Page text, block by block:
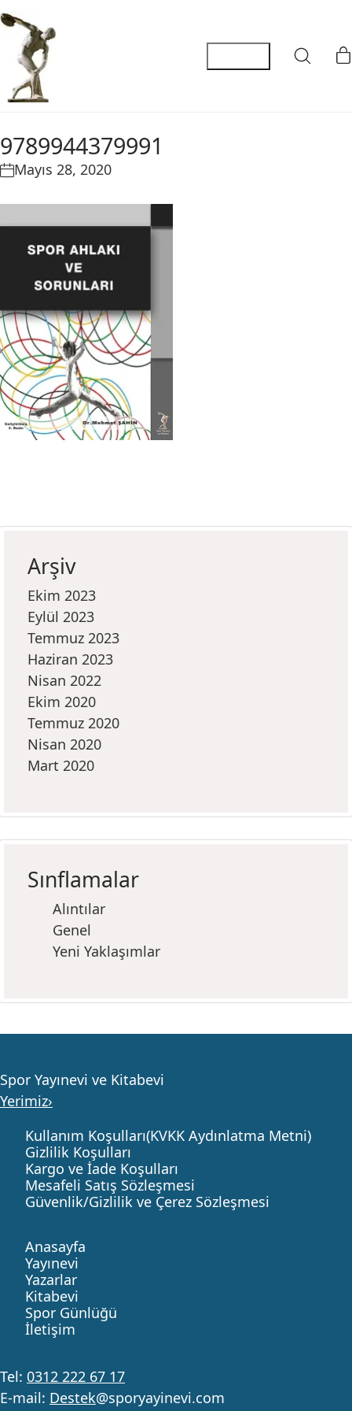
9789944379991
Mayıs 28, 2020
Arşiv
Ekim 2023
Eylül 2023
Temmuz 2023
Haziran 2023
Nisan 2022
Ekim 2020
Temmuz 2020
Nisan 2020
Mart 2020
Sınflamalar
Alıntılar
Genel
Yeni Yaklaşımlar
Spor Yayınevi ve Kitabevi
Yerimiz›
Kullanım Koşulları(KVKK Aydınlatma Metni)
Gizlilik Koşulları
Kargo ve İade Koşulları
Mesafeli Satış Sözleşmesi
Güvenlik/Gizlilik ve Çerez Sözleşmesi
Anasayfa
Yayınevi
Yazarlar
Kitabevi
Spor Günlüğü
İletişim
Tel: 0312 222 67 17
E-mail: Destek@sporyayinevi.com